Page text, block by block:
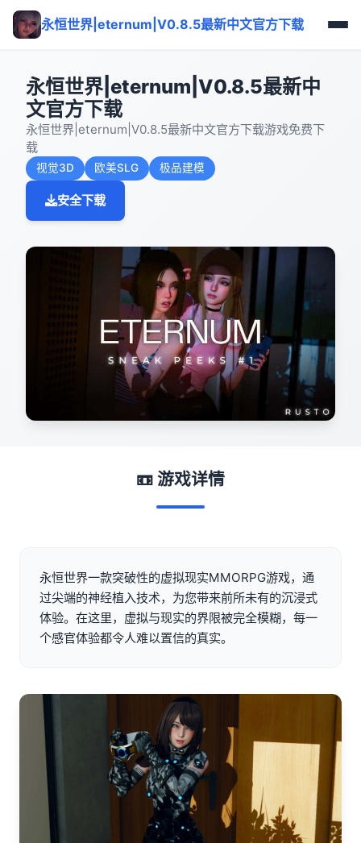
永恒世界|eternum|V0.8.5最新中文官方下载
永恒世界|eternum|V0.8.5最新中
文官方下载
永恒世界|eternum|V0.8.5最新中文官方下载游戏免费下
载
视觉3D 欧美SLG 极品建模
安全下载
📼 游戏详情
永恒世界一款突破性的虚拟现实MMORPG游戏，通
过尖端的神经植入技术，为您带来前所未有的沉浸式
体验。在这里，虚拟与现实的界限被完全模糊，每一
个感官体验都令人难以置信的真实。